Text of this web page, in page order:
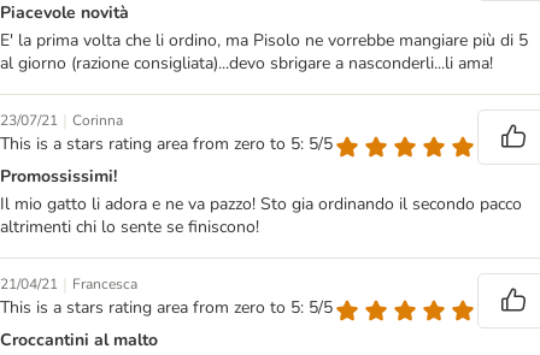
Piacevole novità
E' la prima volta che li ordino, ma Pisolo ne vorrebbe mangiare più di 5
al giorno (razione consigliata)...devo sbrigare a nasconderli...li ama!
23/07/21 | Corinna
This is a stars rating area from zero to 5: 5/5
Promossissimi!
Il mio gatto li adora e ne va pazzo! Sto gia ordinando il secondo pacco
altrimenti chi lo sente se finiscono!
21/04/21 | Francesca
This is a stars rating area from zero to 5: 5/5
Croccantini al malto